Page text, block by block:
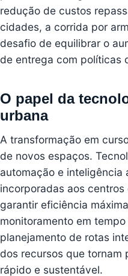
redução de custos
cidades, a corrida por
desafio de equilibrar o
de entrega com políticas
O papel da
urbana
A transformação em
de novos espaços.
automação e inteligência
incorporadas aos
garantir eficiência
monitoramento em
planejamento de rotas
dos recursos que tornam
rápido e sustentável.